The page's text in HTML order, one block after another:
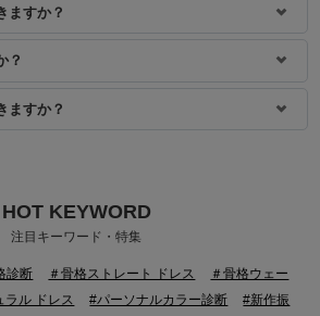
ますか？
？
ますか？
HOT KEYWORD
注目キーワード・特集
診断 ＃骨格ストレート ドレス
＃骨格ウェー
ラル ドレス #パーソナルカラー診断
#新作振